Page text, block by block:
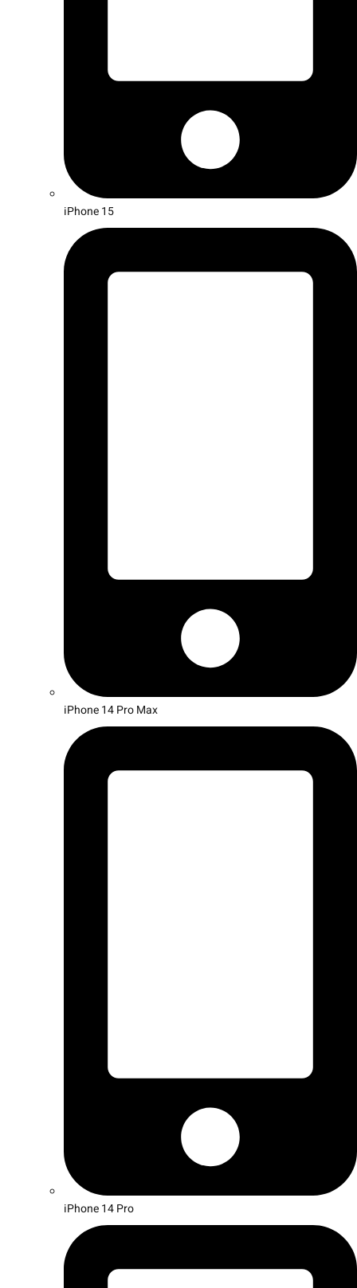
iPhone 15
iPhone 14 Pro Max
iPhone 14 Pro